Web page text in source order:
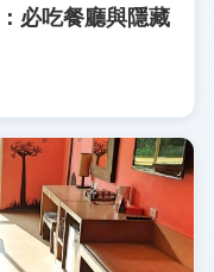
必吃餐廳與隱藏